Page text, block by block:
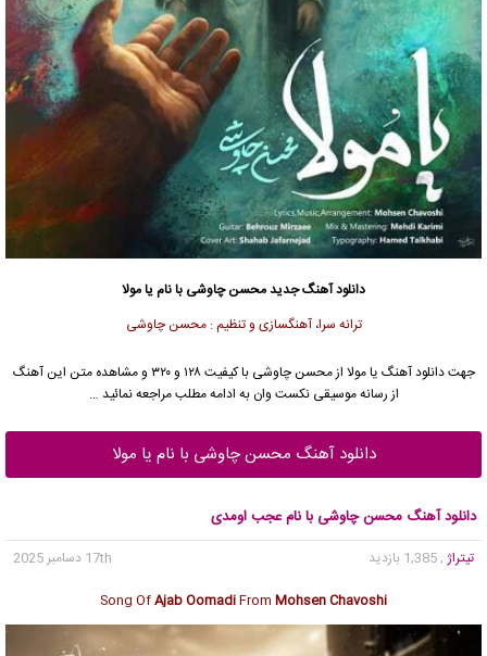
دانلود آهنگ جدیدمحسن چاوشی با نام یا مولا
ترانه سرا، آهنگسازی و تنظیم : محسن چاوشی
جهت دانلود آهنگ یا مولا ازمحسن چاوشی
با کیفیت ۱۲۸ و ۳۲۰ و مشاهده متن این آهنگ
از رسانه موسیقی نکست وان به ادامه مطلب مراجعه نمائید …
دانلود آهنگ محسن چاوشی با نام یا مولا
دانلود آهنگ محسن چاوشی با نام عجب اومدی
تیتراژ , 1,385 بازدید
17th دسامبر 2025
Song OfAjab OomadiFrom Mohsen Chavoshi